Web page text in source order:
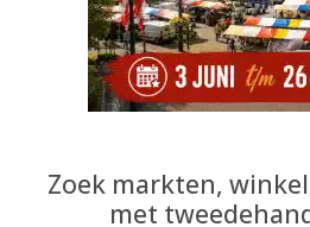
Zoek markten,
met